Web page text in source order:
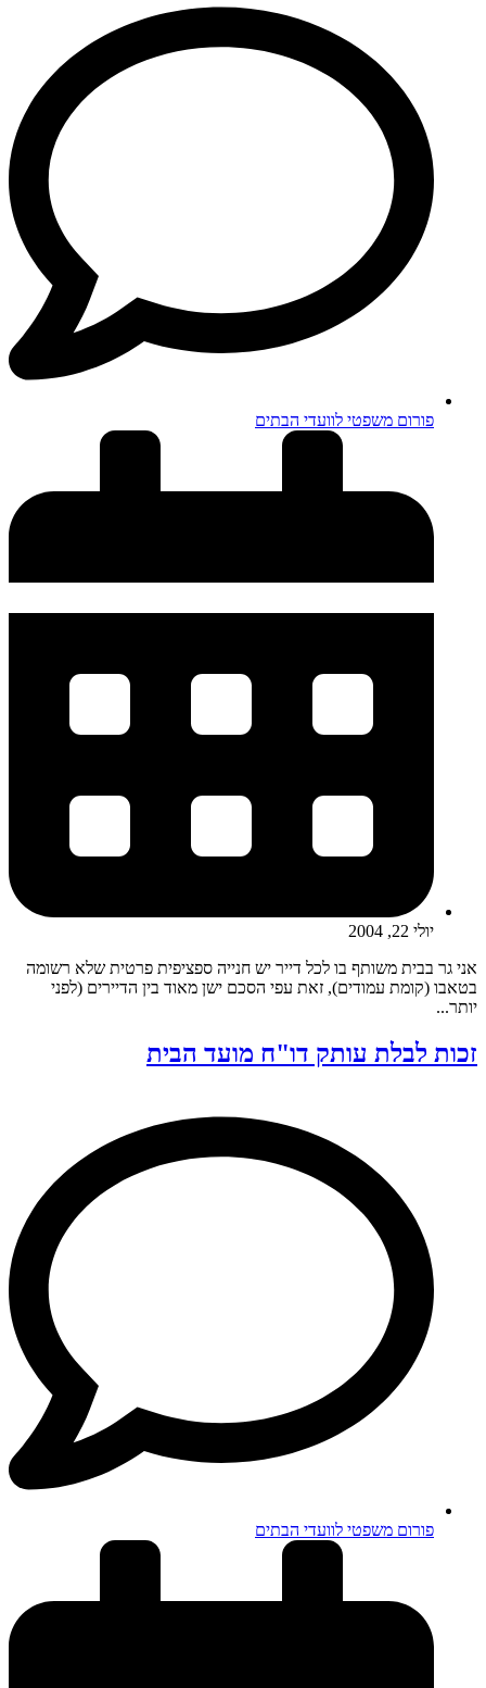
פורום משפטי לוועדי הבתים
יולי 22, 2004
אני גר בבית משותף בו לכל דייר יש חנייה ספציפית פרטית שלא רשומה
בטאבו (קומת עמודים), זאת עפי הסכם ישן מאוד בין הדיירים (לפני
יותר...
זכות לבלת עותק דו"ח מועד הבית
פורום משפטי לוועדי הבתים